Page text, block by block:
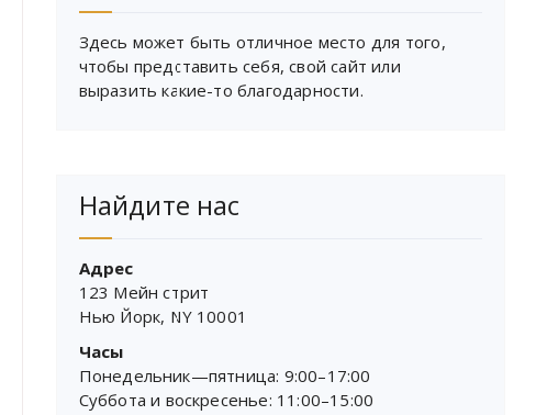
Здесь может быть отличное место для того,
чтобы представить себя, свой сайт или
выразить какие-то благодарности.
Найдите нас
Адрес
123 Мейн стрит
Нью Йорк, NY 10001
Часы
Понедельник—пятница: 9:00–17:00
Суббота и воскресенье: 11:00–15:00